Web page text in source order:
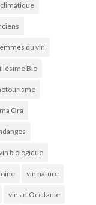
du vin
Bio
Ora
biologique
vin nature
vins d'Occitanie